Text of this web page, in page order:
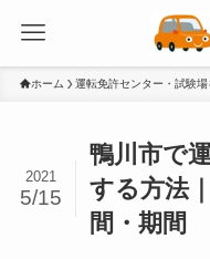
ホーム 運転免許センター・試験場
鴨川市で
する方法
間・期間
2021
5/15